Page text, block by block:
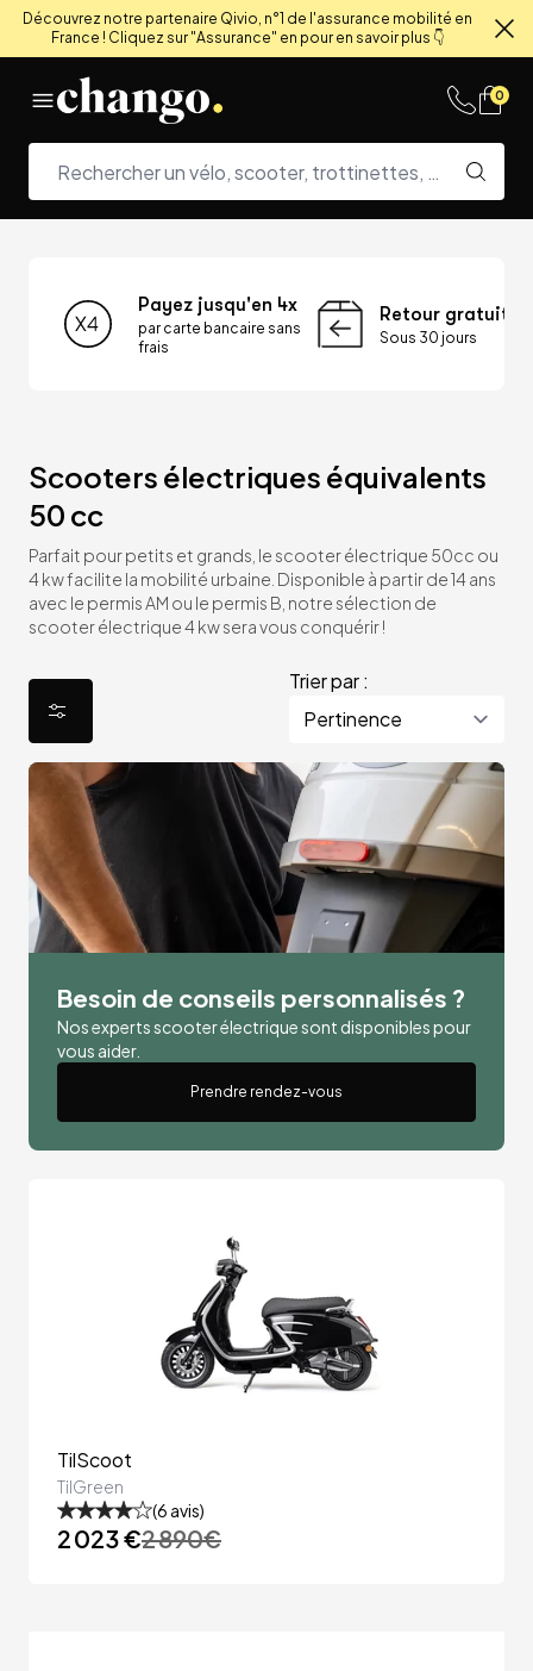
Découvrez notre partenaire Qivio, n°1 de l'assurance mobilité en
France ! Cliquez sur "Assurance" en pour en savoir plus 👇
0
Payez jusqu'en 4x
par carte bancaire sans
frais
Retour gratuit
Sous 30 jours
Scooters électriques équivalents
50 cc
Parfait pour petits et grands, le scooter électrique 50cc ou
4 kw facilite la mobilité urbaine. Disponible à partir de 14 ans
avec le permis AM ou le permis B, notre sélection de
scooter électrique 4 kw sera vous conquérir !
Trier par :
Besoin de conseils personnalisés ?
Nos experts scooter électrique sont disponibles pour
vous aider.
Prendre rendez-vous
TilScoot
TilGreen
(6 avis)
2 023 €2 890€